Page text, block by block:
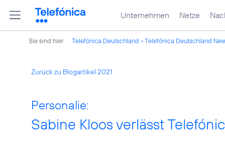
Unternehmen Netze
Sie sind hier: Telefónica Deutschland Telefónica Deutschland
Zurück zu Blogartikel 2021
Personalie:
Sabine Kloos verlässt